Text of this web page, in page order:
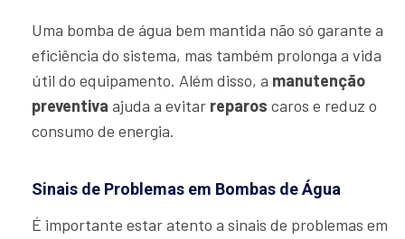
Uma bomba de água bem mantida não só garante a
eficiência do sistema, mas também prolonga a vida
útil do equipamento. Além disso, a manutenção
preventiva ajuda a evitar reparos caros e reduz o
consumo de energia.
Sinais de Problemas em Bombas de Água
É importante estar atento a sinais de problemas em